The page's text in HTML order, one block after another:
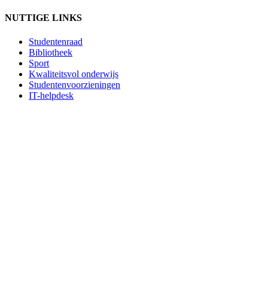
NUTTIGE LINKS
Studentenraad
Bibliotheek
Sport
Kwaliteitsvol onderwijs
Studentenvoorzieningen
IT-helpdesk